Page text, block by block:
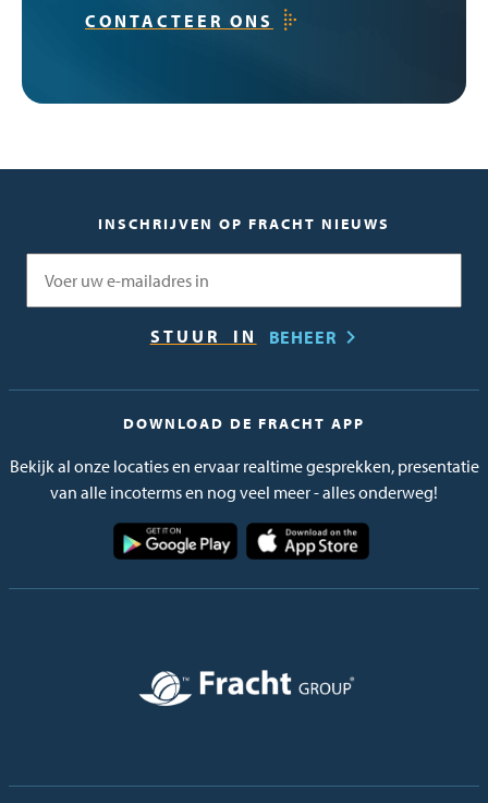
CONTACTEER ONS
INSCHRIJVEN OP FRACHT NIEUWS
BEHEER
DOWNLOAD DE FRACHT APP
Bekijk al onze locaties en ervaar realtime gesprekken, presentatie
van alle incoterms en nog veel meer - alles onderweg!
Afbeelding
Afbeelding